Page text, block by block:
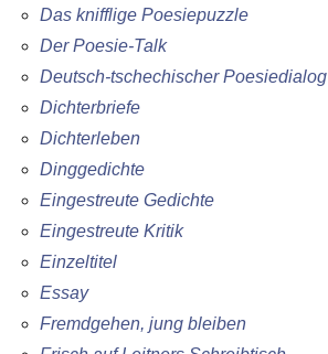
Das knifflige Poesiepuzzle
Der Poesie-Talk
Deutsch-tschechischer Poesiedialog
Dichterbriefe
Dichterleben
Dinggedichte
Eingestreute Gedichte
Eingestreute Kritik
Einzeltitel
Essay
Fremdgehen, jung bleiben